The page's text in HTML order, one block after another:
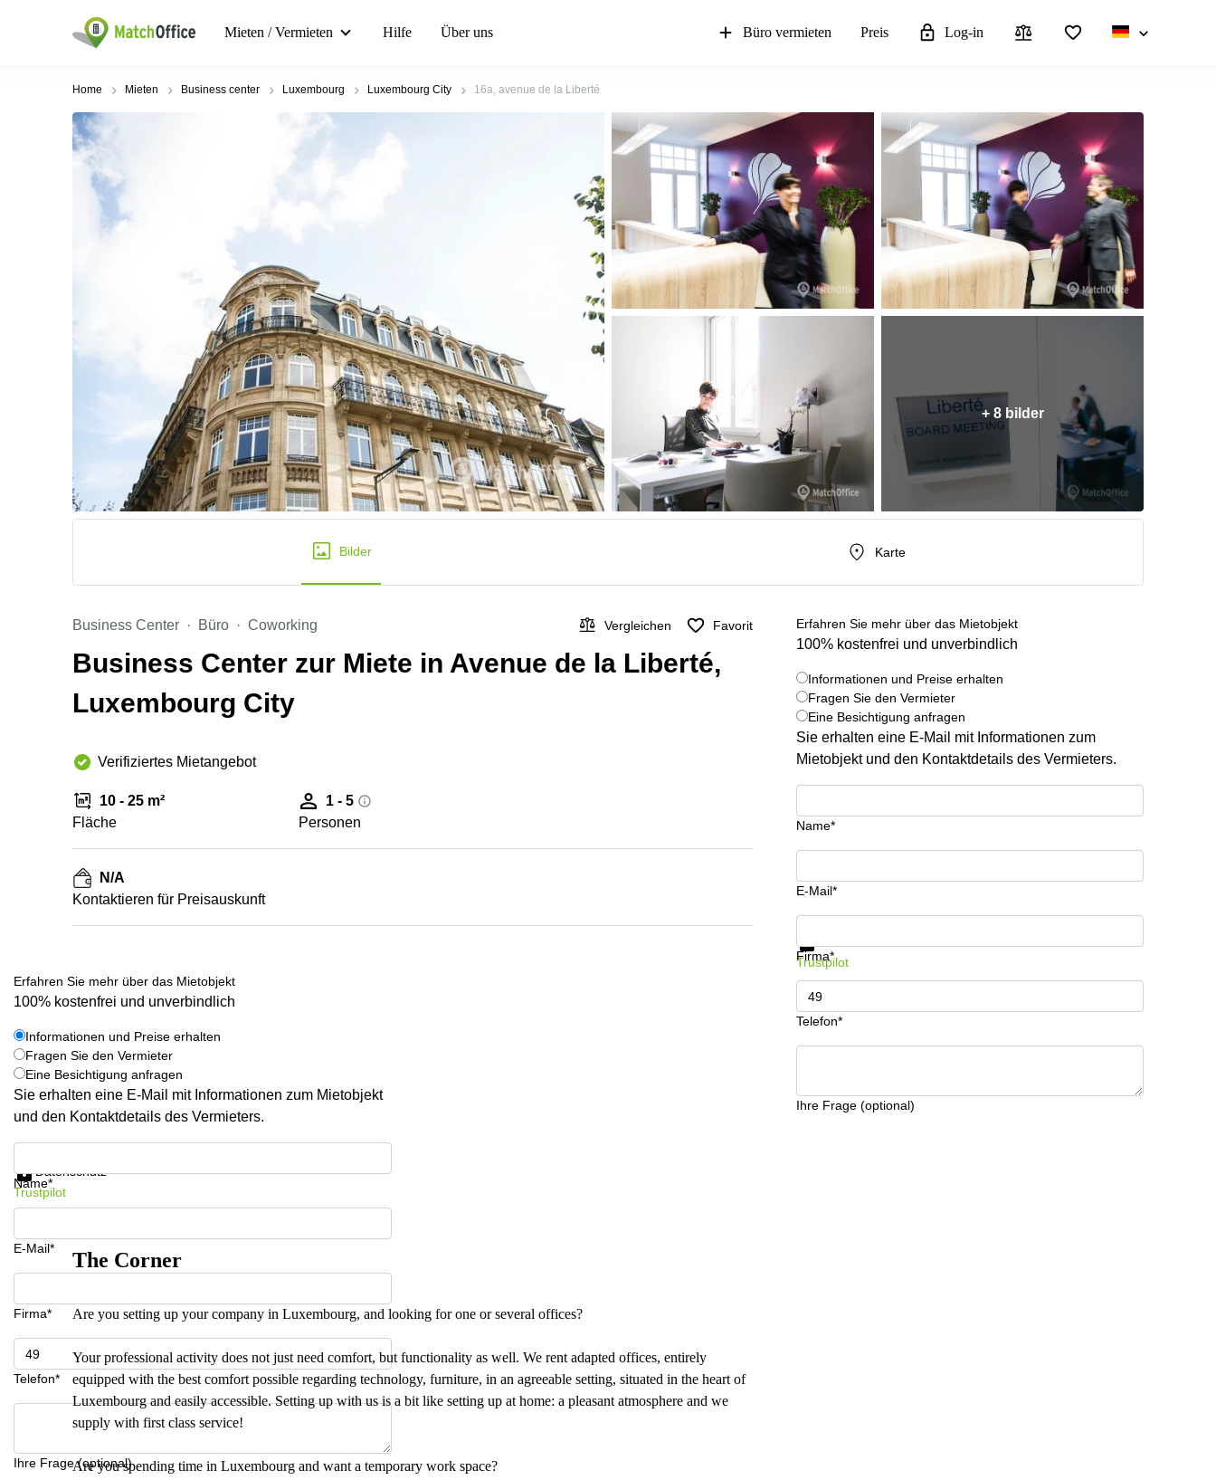
Mieten / Vermieten Hilfe Über uns Büro vermieten Preis Log-in
Home Mieten Business center Luxembourg Luxembourg City 16a, avenue de la Liberté
+ 8 bilder
Bilder Karte
Business Center Büro Coworking Vergleichen Favorit
Business Center zur Miete in Avenue de la Liberté,
Luxembourg City
Verifiziertes Mietangebot
10 - 25 m²
Fläche
1 - 5
Personen
N/A
Kontaktieren für Preisauskunft
Erfahren Sie mehr über das Mietobjekt
100% kostenfrei und unverbindlich
Informationen und Preise erhalten
Fragen Sie den Vermieter
Eine Besichtigung anfragen
Sie erhalten eine E-Mail mit Informationen zum
Mietobjekt und den Kontaktdetails des Vermieters.
Name*
E-Mail*
Firma*
Telefon*
Ihre Frage (optional)
Informationen und Preise erhalten
Trustpilot
Erfahren Sie mehr über das Mietobjekt
100% kostenfrei und unverbindlich
Informationen und Preise erhalten
Fragen Sie den Vermieter
Eine Besichtigung anfragen
Sie erhalten eine E-Mail mit Informationen zum Mietobjekt
und den Kontaktdetails des Vermieters.
Name*
E-Mail*
Firma*
Telefon*
Ihre Frage (optional)
Datenschutz
Trustpilot
The Corner
Are you setting up your company in Luxembourg, and looking for one or several offices?
Your professional activity does not just need comfort, but functionality as well. We rent adapted offices, entirely
equipped with the best comfort possible regarding technology, furniture, in an agreeable setting, situated in the heart of
Luxembourg and easily accessible. Setting up with us is a bit like setting up at home: a pleasant atmosphere and we
supply with first class service!
Are you spending time in Luxembourg and want a temporary work space?